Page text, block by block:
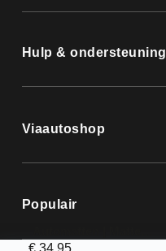
Hulp & ondersteuning
Viaautoshop
Populair
€ 34,95